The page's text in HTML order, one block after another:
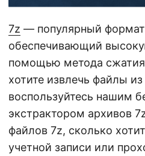
ю
7z — популярный формат
обеспечивающий
помощью метода сжатия
хотите извлечь файлы
воспользуйтесь нашим
экстрактором архивов
файлов 7z, сколько
учетной записи или